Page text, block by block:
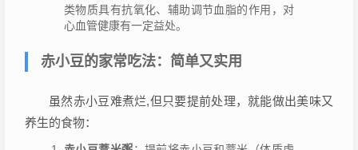
类物质具有抗氧化、辅助调节血脂的作用，对
心血管健康有一定益处。
赤小豆的家常吃法：简单又实用
虽然赤小豆难煮烂,但只要提前处理，就能做出美味又
养生的食物：